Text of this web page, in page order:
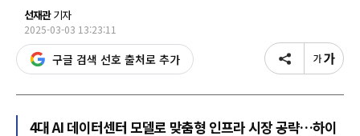
선재관기자
2025-03-03 13:23:11
구글 검색 선호 출처로 추가
4대 AI 데이터센터 모델로 맞춤형 인프라 시장 공략…하이